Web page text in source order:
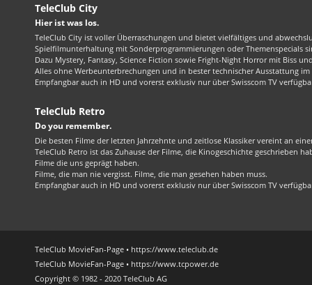
TeleClub City
Hier ist was los.
TeleClub City ist voller Überraschungen und bietet vielfältiges und
Spielfilmunterhaltung mit Sonderprogrammierungen oder Themenspecials
Dazu Mystery, Fantasy, Science Fiction sowie Fright-Night Horror mit Biss
Alles ohne Werbeunterbrechungen und in bester technischer Ausstattung
Empfangbar auch in HD und vorerst exklusiv nur über Swisscom TV
TeleClub Retro
Do you remember.
Die besten Filme der letzten Jahrzehnte und zeitlose Klassiker vereint an
TeleClub Retro ist das Zuhause der Filme, die Kinogeschichte geschrieben
Filme die uns geprägt haben.
Filme, die man nie vergisst. Filme, die man gesehen haben muss.
Empfangbar auch in HD und vorerst exklusiv nur über Swisscom TV
TeleClub MovieFan-Page • https://www.teleclub.de
TeleClub MovieFan-Page • https://www.tcpower.de
Copyright © 1982 - 2020 TeleClub AG